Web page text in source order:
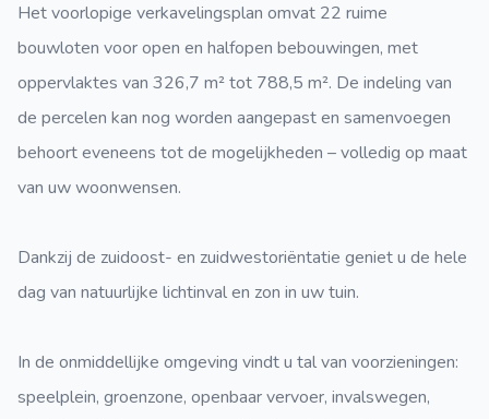
Het voorlopige verkavelingsplan omvat 22 ruime
bouwloten voor open en halfopen bebouwingen, met
oppervlaktes van 326,7 m² tot 788,5 m². De indeling van
de percelen kan nog worden aangepast en samenvoegen
behoort eveneens tot de mogelijkheden – volledig op maat
van uw woonwensen.
Dankzij de zuidoost- en zuidwestoriëntatie geniet u de hele
dag van natuurlijke lichtinval en zon in uw tuin.
In de onmiddellijke omgeving vindt u tal van voorzieningen:
speelplein, groenzone, openbaar vervoer, invalswegen,